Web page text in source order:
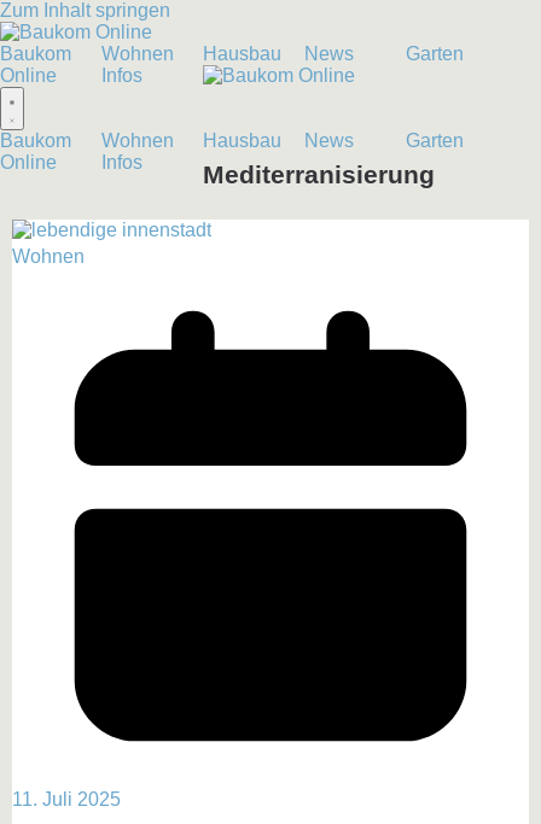
Zum Inhalt springen
Baukom
Online
Wohnen Hausbau News
Garten
Infos
Baukom
Online
Wohnen Hausbau News
Garten
Infos
Mediterranisierung
Wohnen
11. Juli 2025